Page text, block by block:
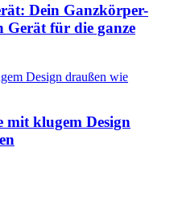
Dein Ganzkörper-
für die ganze
Design draußen wie
mit klugem Design